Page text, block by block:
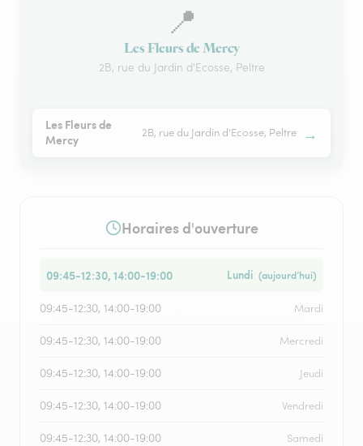
📍
Les Fleurs de Mercy
2B, rue du Jardin d'Ecosse, Peltre
Les Fleurs de
Mercy
2B, rue du Jardin d'Ecosse, Peltre →
Horaires d'ouverture
09:45-12:30, 14:00-19:00 Lundi (aujourd’hui)
09:45-12:30, 14:00-19:00 Mardi
09:45-12:30, 14:00-19:00 Mercredi
09:45-12:30, 14:00-19:00 Jeudi
09:45-12:30, 14:00-19:00 Vendredi
09:45-12:30, 14:00-19:00 Samedi